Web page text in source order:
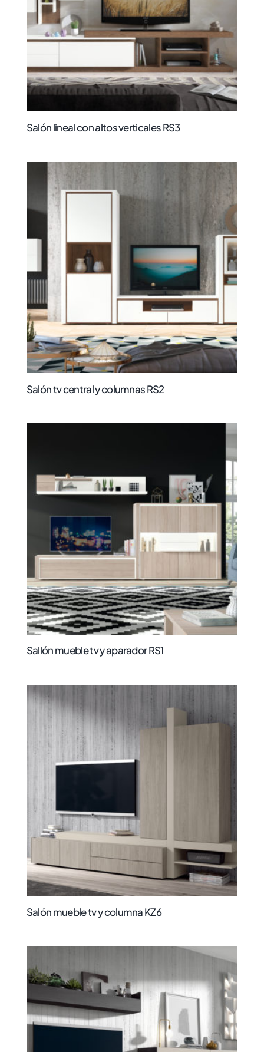
Salón lineal con altos verticales RS3
Salón tv central y columnas RS2
Sallón mueble tv y aparador RS1
Salón mueble tv y columna KZ6